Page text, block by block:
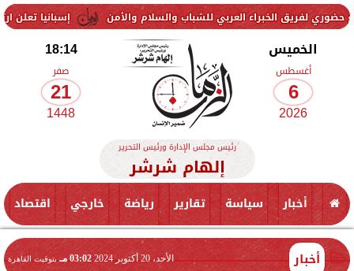
إسبانيا تعلن ارتفاع عدد القتلى العربي للشباب والسلام والأمن
الخميس
أغسطس
6
2026
18:14
صفر
21
1448
رئيس مجلس الإدارة ورئيس التحرير
إلهام شرشر
أخبار سياسة تقارير رياضة خارجي اقتصاد
أخبار الأحد، 20 أكتوبر 2024 03:02 مـ بتوقيت القاهرة